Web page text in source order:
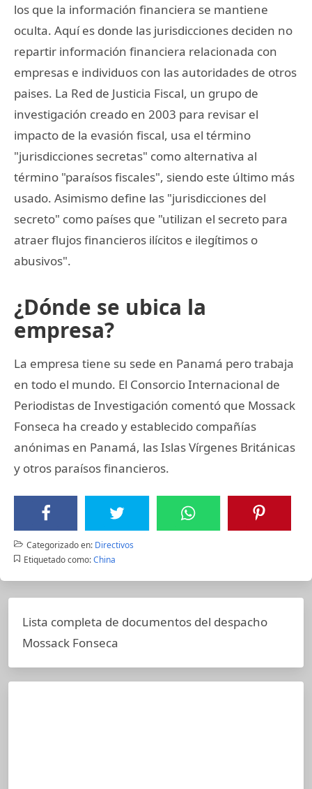
los que la información financiera se mantiene
oculta. Aquí es donde las jurisdicciones deciden no
repartir información financiera relacionada con
empresas e individuos con las autoridades de otros
paises. La Red de Justicia Fiscal, un grupo de
investigación creado en 2003 para revisar el
impacto de la evasión fiscal, usa el término
"jurisdicciones secretas" como alternativa al
término "paraísos fiscales", siendo este último más
usado. Asimismo define las "jurisdicciones del
secreto" como países que "utilizan el secreto para
atraer flujos financieros ilícitos e ilegítimos o
abusivos".
¿Dónde se ubica la
empresa?
La empresa tiene su sede en Panamá pero trabaja
en todo el mundo. El Consorcio Internacional de
Periodistas de Investigación comentó que Mossack
Fonseca ha creado y establecido compañías
anónimas en Panamá, las Islas Vírgenes Británicas
y otros paraísos financieros.
Categorizado en: Directivos
Etiquetado como: China
Lista completa de documentos del despacho
Mossack Fonseca